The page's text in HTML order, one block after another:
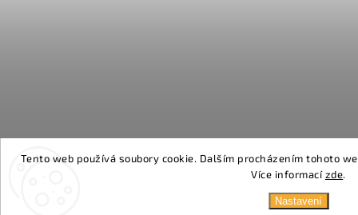
Tento web používá soubory cookie. Dalším procházením tohoto
Více informacízde.
Nastavení